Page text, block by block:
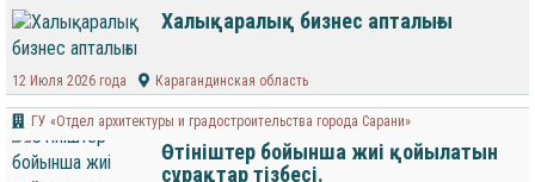
Халықаралық бизнес апталығы
12 Июля 2026 года Карагандинская область
ГУ «Отдел архитектуры и градостроительства города Сарани»
Өтініштер бойынша жиі қойылатын
сұрақтар тізбесі.